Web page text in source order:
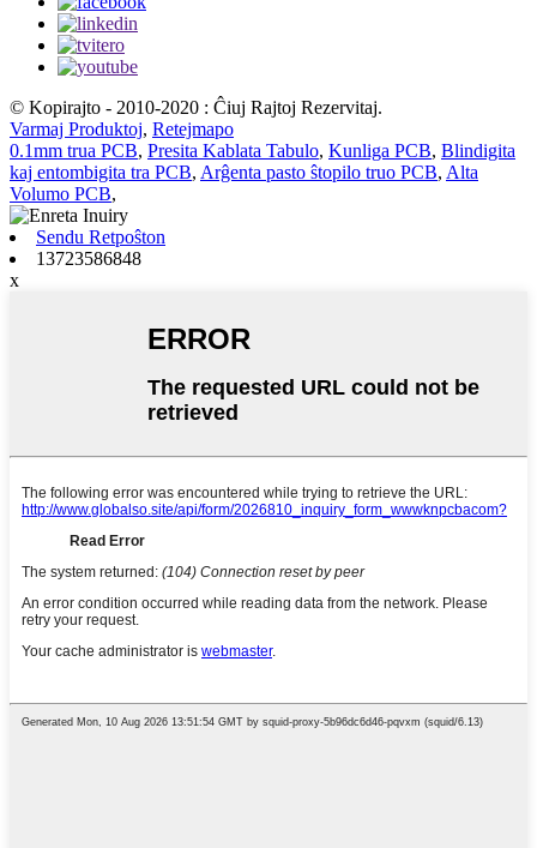
© Kopirajto - 2010-2020 : Ĉiuj Rajtoj Rezervitaj.
Varmaj Produktoj, Retejmapo
0.1mm trua PCB, Presita Kablata Tabulo, Kunliga PCB, Blindigita
kaj entombigita tra PCB, Arĝenta pasto ŝtopilo truo PCB, Alta
Volumo PCB,
Sendu Retpoŝton
13723586848
x